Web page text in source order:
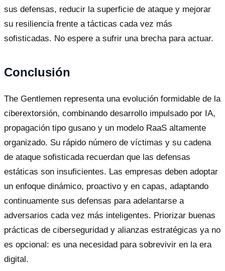
sus defensas, reducir la superficie de ataque y mejorar
su resiliencia frente a tácticas cada vez más
sofisticadas. No espere a sufrir una brecha para actuar.
Conclusión
The Gentlemen representa una evolución formidable de la
ciberextorsión, combinando desarrollo impulsado por IA,
propagación tipo gusano y un modelo RaaS altamente
organizado. Su rápido número de víctimas y su cadena
de ataque sofisticada recuerdan que las defensas
estáticas son insuficientes. Las empresas deben adoptar
un enfoque dinámico, proactivo y en capas, adaptando
continuamente sus defensas para adelantarse a
adversarios cada vez más inteligentes. Priorizar buenas
prácticas de ciberseguridad y alianzas estratégicas ya no
es opcional: es una necesidad para sobrevivir en la era
digital.